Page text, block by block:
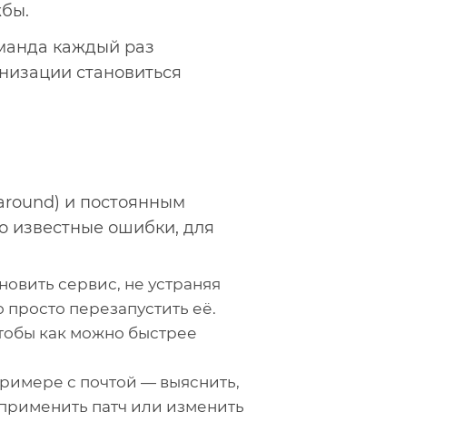
каждый раз
становиться
и постоянным
известные ошибки, для
сервис, не устраняя
перезапустить её.
как можно быстрее
с почтой — выяснить,
патч или изменить